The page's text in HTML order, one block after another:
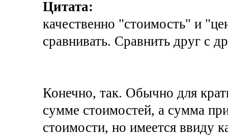
Цитата:
качественно "стоимость" и
сравнивать. Сравнить друг с
Конечно, так. Обычно для
сумме стоимостей, а сумма
стоимости, но имеется ввиду